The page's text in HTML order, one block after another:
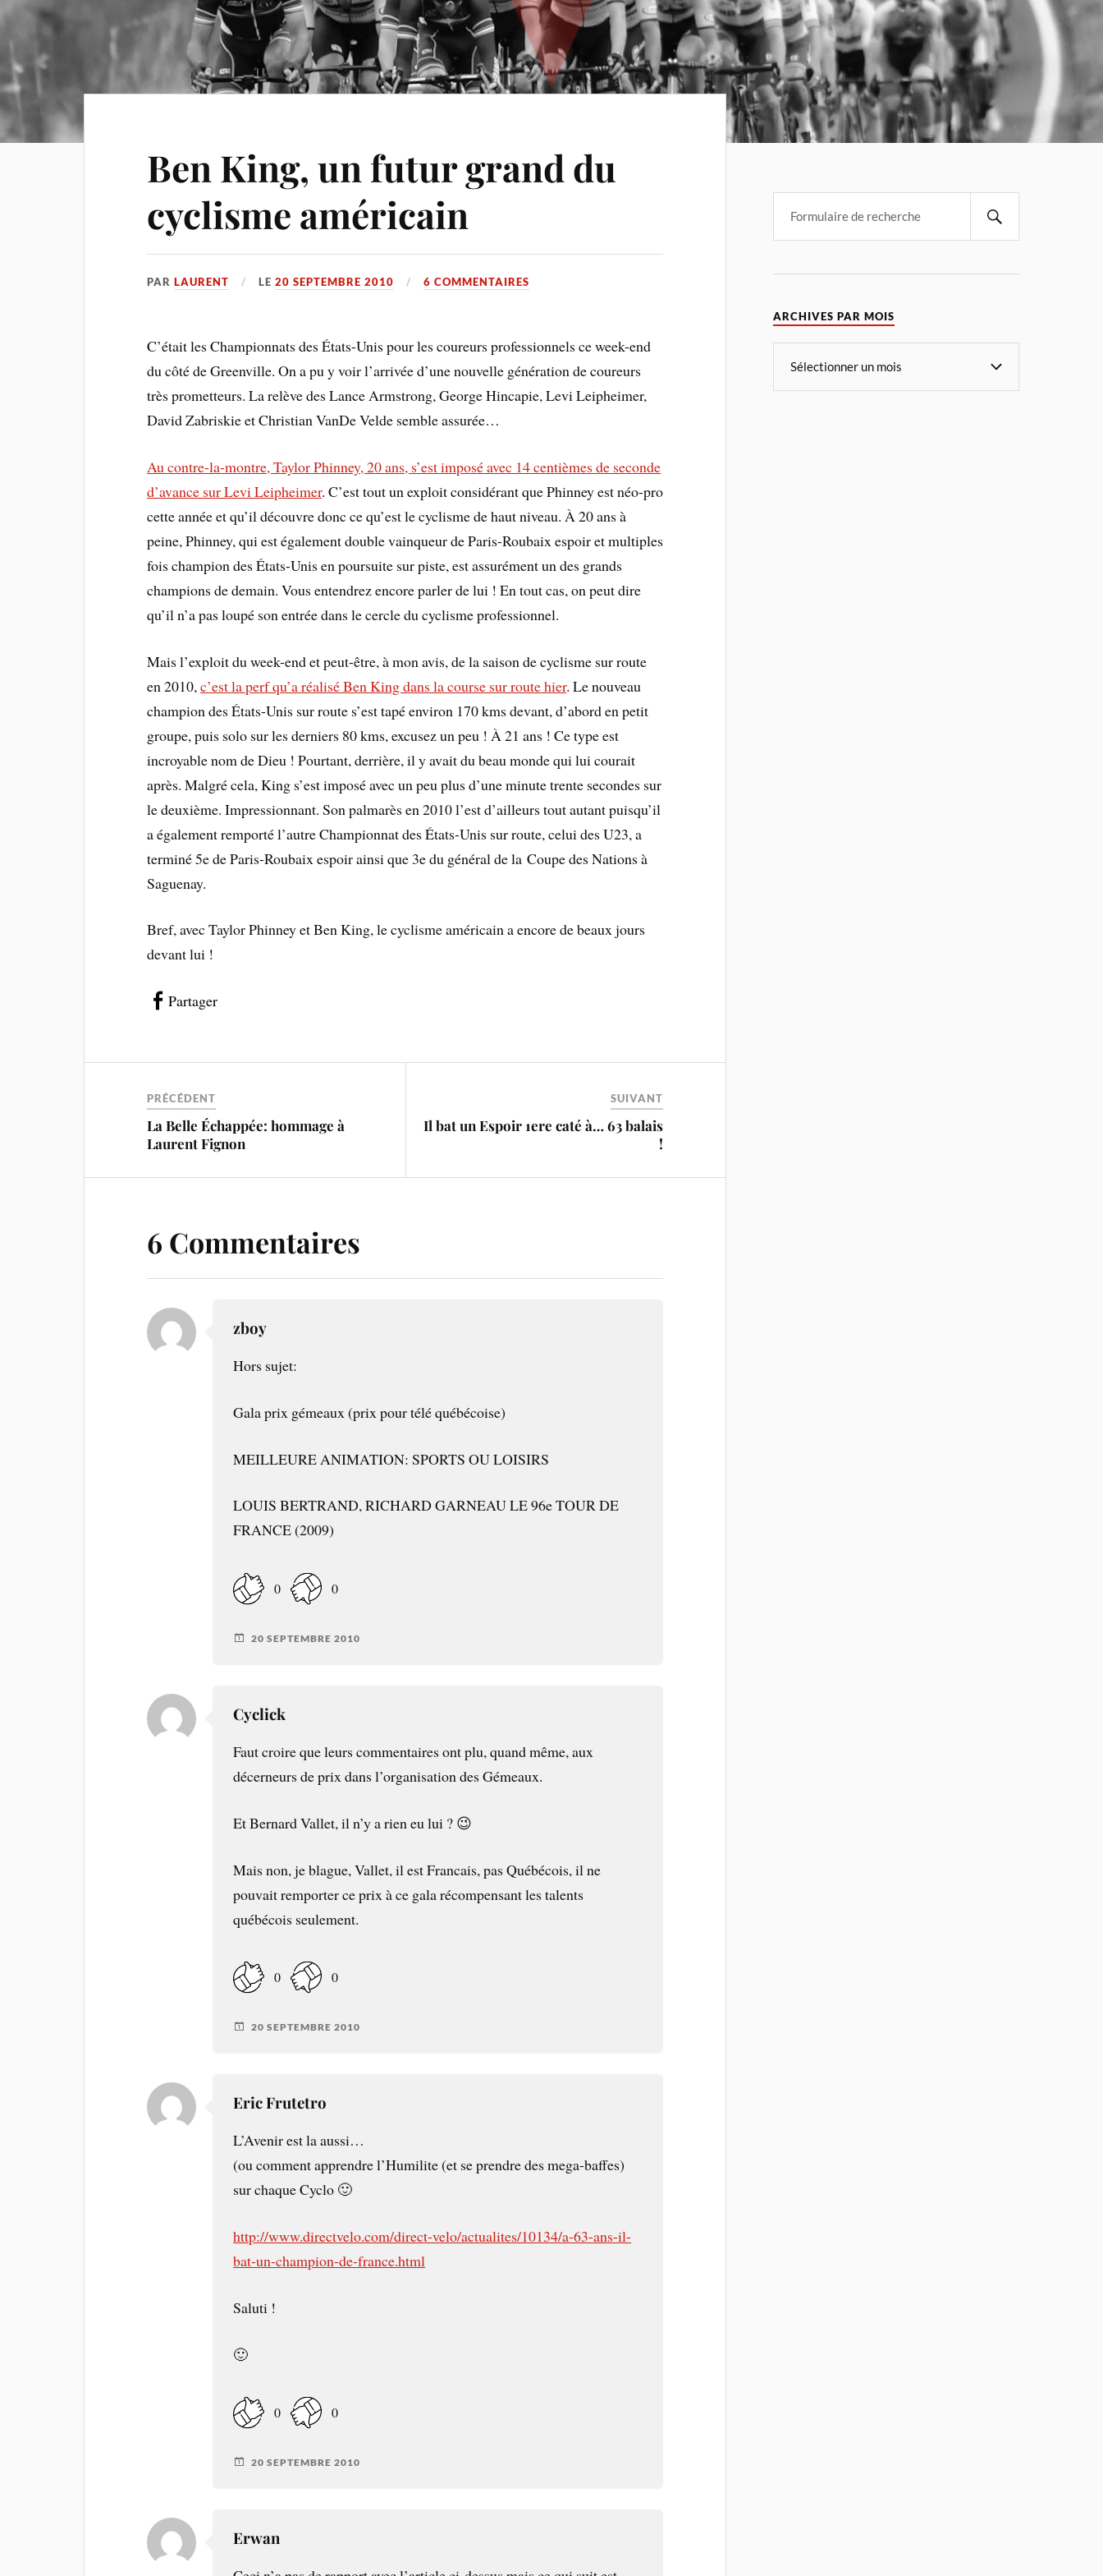
Ben King, un futur grand du
cyclisme américain
PARLAURENT LE20 SEPTEMBRE 2010 6 COMMENTAIRES
C’était les Championnats des États-Unis pour les coureurs professionnels ce week-end
du côté de Greenville. On a pu y voir l’arrivée d’une nouvelle génération de coureurs
très prometteurs. La relève des Lance Armstrong, George Hincapie, Levi Leipheimer,
David Zabriskie et Christian VanDe Velde semble assurée…
Au contre-la-montre, Taylor Phinney, 20 ans, s’est imposé avec 14 centièmes de seconde
d’avance sur Levi Leipheimer. C’est tout un exploit considérant que Phinney est néo-pro
cette année et qu’il découvre donc ce qu’est le cyclisme de haut niveau. À 20 ans à
peine, Phinney, qui est également double vainqueur de Paris-Roubaix espoir et multiples
fois champion des États-Unis en poursuite sur piste, est assurément un des grands
champions de demain. Vous entendrez encore parler de lui ! En tout cas, on peut dire
qu’il n’a pas loupé son entrée dans le cercle du cyclisme professionnel.
Mais l’exploit du week-end et peut-être, à mon avis, de la saison de cyclisme sur route
en 2010,c’est la perf qu’a réalisé Ben King dans la course sur route hier. Le nouveau
champion des États-Unis sur route s’est tapé environ 170 kms devant, d’abord en petit
groupe, puis solo sur les derniers 80 kms, excusez un peu ! À 21 ans ! Ce type est
incroyable nom de Dieu ! Pourtant, derrière, il y avait du beau monde qui lui courait
après. Malgré cela, King s’est imposé avec un peu plus d’une minute trente secondes sur
le deuxième. Impressionnant. Son palmarès en 2010 l’est d’ailleurs tout autant puisqu’il
a également remporté l’autre Championnat des États-Unis sur route, celui des U23, a
terminé 5e de Paris-Roubaix espoir ainsi que 3e du général de la Coupe des Nations à
Saguenay.
Bref, avec Taylor Phinney et Ben King, le cyclisme américain a encore de beaux jours
devant lui !
Partager
PRÉCÉDENT
La Belle Échappée: hommage à
Laurent Fignon
SUIVANT
Il bat un Espoir 1ere caté à… 63 balais
!
6 Commentaires
zboy
Hors sujet:
Gala prix gémeaux (prix pour télé québécoise)
MEILLEURE ANIMATION: SPORTS OU LOISIRS
LOUIS BERTRAND, RICHARD GARNEAU LE 96e TOUR DE
FRANCE (2009)
0 0
20 SEPTEMBRE 2010
Cyclick
Faut croire que leurs commentaires ont plu, quand même, aux
décerneurs de prix dans l’organisation des Gémeaux.
Et Bernard Vallet, il n’y a rien eu lui ? 😉
Mais non, je blague, Vallet, il est Francais, pas Québécois, il ne
pouvait remporter ce prix à ce gala récompensant les talents
québécois seulement.
0 0
20 SEPTEMBRE 2010
Eric Frutetro
L’Avenir est la aussi…
(ou comment apprendre l’Humilite (et se prendre des mega-baffes)
sur chaque Cyclo 🙂
http://www.directvelo.com/direct-velo/actualites/10134/a-63-ans-il-
bat-un-champion-de-france.html
Saluti !
🙂
0 0
20 SEPTEMBRE 2010
Erwan
ARCHIVES PAR MOIS